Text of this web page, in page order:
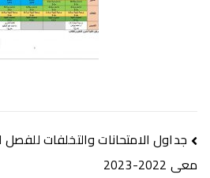
تصفّح
جداول الامتحانات والتخلفات للفصل
معى 2022-2023